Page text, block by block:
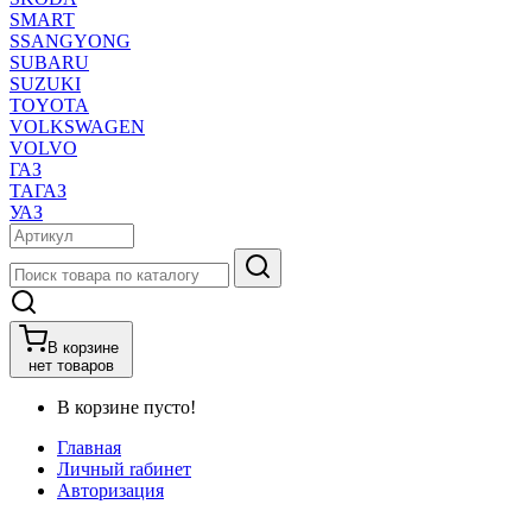
SMART
SSANGYONG
SUBARU
SUZUKI
TOYOTA
VOLKSWAGEN
VOLVO
ГАЗ
ТАГАЗ
УАЗ
В корзине
нет товаров
В корзине пусто!
Главная
Личный rабинет
Авторизация